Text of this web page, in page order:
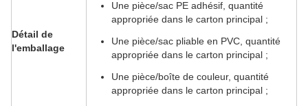
Détail de
l'emballage
Une pièce/sac PE adhésif, quantité
appropriée dans le carton principal ;
Une pièce/sac pliable en PVC, quantité
appropriée dans le carton principal ;
Une pièce/boîte de couleur, quantité
appropriée dans le carton principal ;